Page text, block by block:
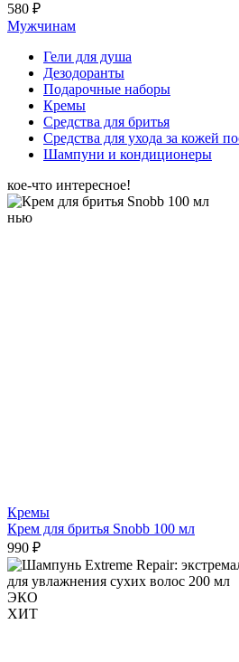
580 ₽
Мужчинам
Гели для душа
Дезодоранты
Подарочные наборы
Кремы
Средства для бритья
Средства для ухода за кожей
Шампуни и кондиционеры
кое-что интересное!
нью
Кремы
Крем для бритья Snobb 100 мл
990 ₽
ЭКО
ХИТ